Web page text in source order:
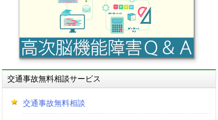
交通事故無料相談サービス
交通事故無料相談